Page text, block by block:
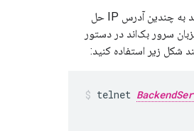
اگر سرور بک‌اند به چندین آدرس IP حل
سرور بک‌اند در دستور
شکل زیر استفاده کنید:
telnet